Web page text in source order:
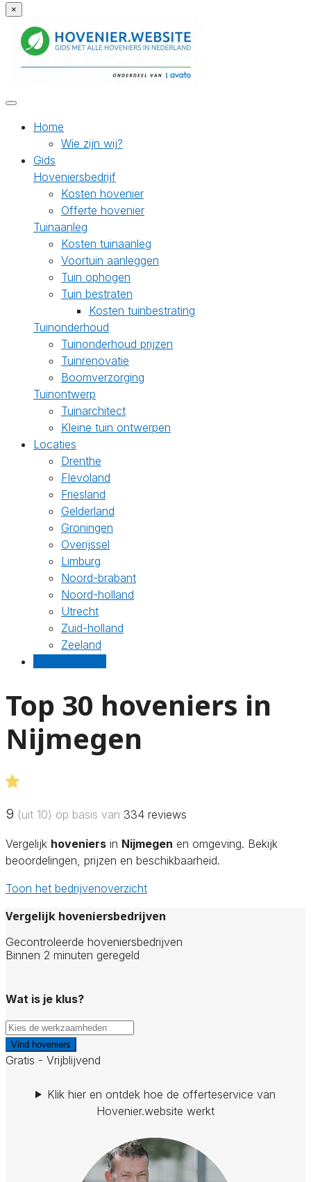
×
Home
Wie zijn wij?
Gids
Hoveniersbedrijf
Kosten hovenier
Offerte hovenier
Tuinaanleg
Kosten tuinaanleg
Voortuin aanleggen
Tuin ophogen
Tuin bestraten
Kosten tuinbestrating
Tuinonderhoud
Tuinonderhoud prijzen
Tuinrenovatie
Boomverzorging
Tuinontwerp
Tuinarchitect
Kleine tuin ontwerpen
Locaties
Drenthe
Flevoland
Friesland
Gelderland
Groningen
Overijssel
Limburg
Noord-brabant
Noord-holland
Utrecht
Zuid-holland
Zeeland
Top 30 hoveniers in
Nijmegen
9 (uit 10) op basis van 334 reviews
Vergelijk hoveniers in Nijmegen en omgeving. Bekijk
beoordelingen, prijzen en beschikbaarheid.
Toon het bedrijvenoverzicht
Vergelijk hoveniersbedrijven
Gecontroleerde hoveniersbedrijven
Binnen 2 minuten geregeld
Wat is je klus?
Vind hoveniers
Gratis - Vrijblijvend
Klik hier en ontdek hoe de offerteservice van
Hovenier.website werkt